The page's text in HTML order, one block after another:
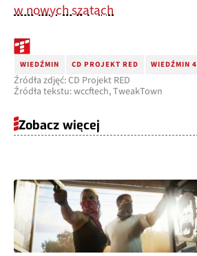
w nowych szatach
WIEDŹMIN CD PROJEKT RED WIEDŹMIN 4
Źródła zdjęć: CD Projekt RED
Źródła tekstu: wccftech, TweakTown
Zobacz więcej